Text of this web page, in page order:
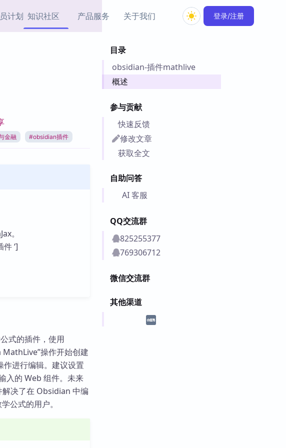
计划 知识社区
热门链接 Top5
产品服务
Obsidian 思维导图插件
插件
Zettelkasten 实践示例
Obsidian 教程
关于我们 登录/注册
目录
obsidian-插件mathlive
概述
参与贡献
快速反馈
修改文章
获取全文
自助问答
AI 客服
QQ交流群
825255377
769306712
微信交流群
其他渠道
金融 #obsidian插件
。
件 ‘]
式的插件，使用
操作开始创建
进行编辑。建议设置
入的 Web 组件。未来
决了在 Obsidian 中编
公式的用户。